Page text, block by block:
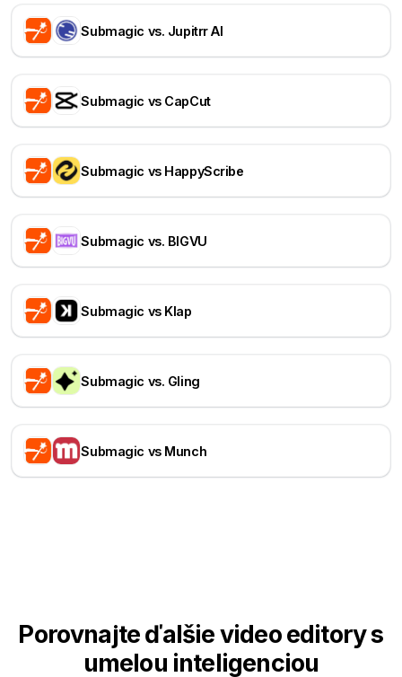
Submagic vs. Jupitrr AI
Submagic vs CapCut
Submagic vs HappyScribe
Submagic vs. BIGVU
Submagic vs Klap
Submagic vs. Gling
Submagic vs Munch
Porovnajte ďalšie video editory s
umelou inteligenciou